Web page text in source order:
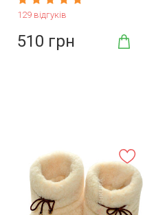
129 відгуків
510 грн